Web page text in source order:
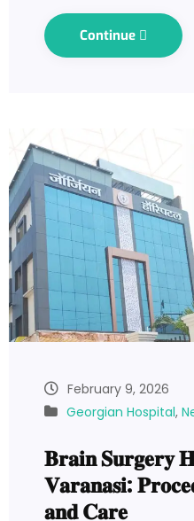
Continue
February 9, 2026
Georgian Hospital,
𝐁𝐫𝐚𝐢𝐧 𝐒𝐮𝐫𝐠𝐞𝐫𝐲
𝐕𝐚𝐫𝐚𝐧𝐚𝐬𝐢:
𝐚𝐧𝐝 𝐂𝐚𝐫𝐞